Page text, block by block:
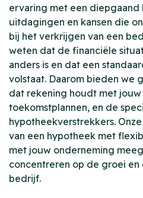
ervaring met een diepgaand
uitdagingen en kansen die
bij het verkrijgen van een
weten dat de financiële
anders is en dat een
volstaat. Daarom bieden we
dat rekening houdt met
toekomstplannen, en de
hypotheekverstrekkers.
van een hypotheek met
met jouw onderneming
concentreren op de groei en
bedrijf.